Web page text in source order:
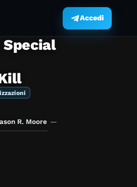
Accedi
R. Moore —